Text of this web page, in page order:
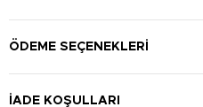
Fırçanın ucu, üst ve alt ön
ÖDEME SEÇENEKLERI
İADE KOŞULLARI